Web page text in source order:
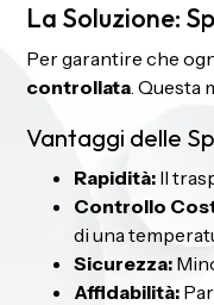
La Soluzione:
Per garantire che
controllata. Questa
Vantaggi delle
Rapidità: Il
Controllo
di una
Sicurezza:
Affidabilità: